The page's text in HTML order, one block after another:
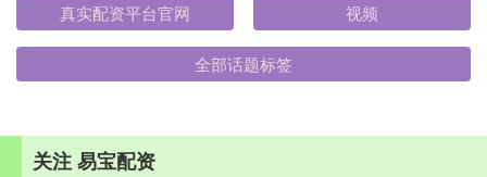
真实配资平台官网 视频
全部话题标签
关注 易宝配资